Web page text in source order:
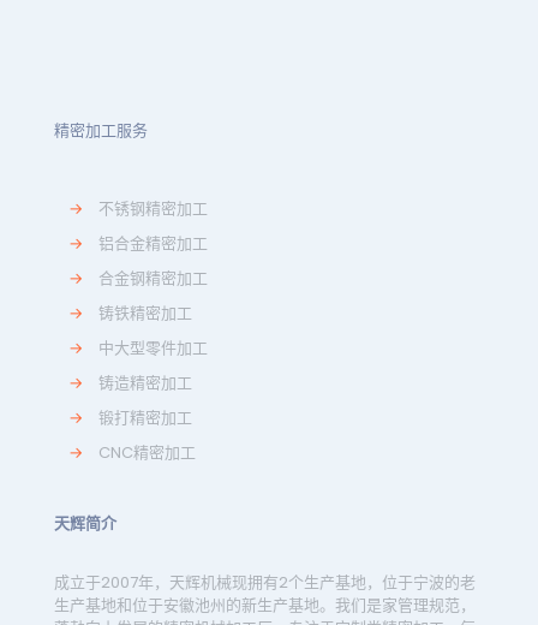
精密加工服务
→
不锈钢精密加工
→
铝合金精密加工
→
合金钢精密加工
→
铸铁精密加工
→
中大型零件加工
→
铸造精密加工
→
锻打精密加工
→
CNC精密加工
天辉简介
成立于2007年，天辉机械现拥有2个生产基地，位于宁波的老
生产基地和位于安徽池州的新生产基地。我们是家管理规范，